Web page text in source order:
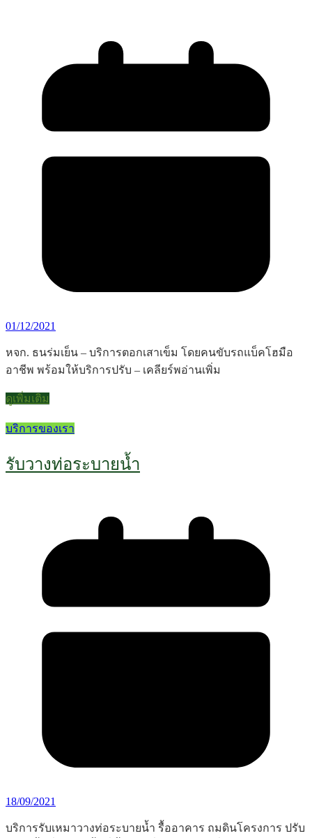
01/12/2021
หจก. ธนร่มเย็น – บริการตอกเสาเข็ม โดยคนขับรถแบ็คโฮมือ
อาชีพ พร้อมให้บริการปรับ – เคลียร์พอ่านเพิ่ม
ดูเพิ่มเติม
บริการของเรา
รับวางท่อระบายน้ำ
18/09/2021
บริการรับเหมาวางท่อระบายน้ำ รื้ออาคาร ถมดินโครงการ ปรับ